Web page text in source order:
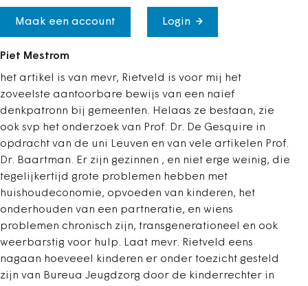
Maak een account Login
Piet Mestrom
het artikel is van mevr, Rietveld is voor mij het
zoveelste aantoorbare bewijs van een naief
denkpatronn bij gemeenten. Helaas ze bestaan, zie
ook svp het onderzoek van Prof. Dr. De Gesquire in
opdracht van de uni Leuven en van vele artikelen Prof.
Dr. Baartman. Er zijn gezinnen , en niet erge weinig, die
tegelijkertijd grote problemen hebben met
huishoudeconomie, opvoeden van kinderen, het
onderhouden van een partneratie, en wiens
problemen chronisch zijn, transgenerationeel en ook
weerbarstig voor hulp. Laat mevr. Rietveld eens
nagaan hoeveeel kinderen er onder toezicht gesteld
zijn van Bureua Jeugdzorg door de kinderrechter in